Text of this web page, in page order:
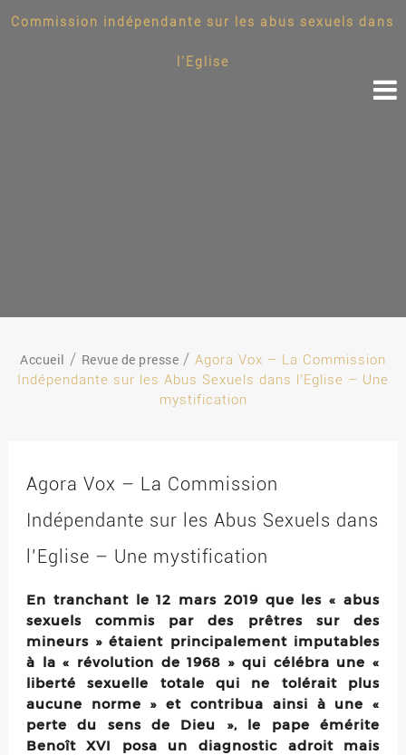
Commission indépendante sur les abus sexuels dans
l'Eglise
Accueil Revue de presse
Agora Vox – La Commission
Indépendante sur les Abus Sexuels dans l’Eglise – Une
mystification
Agora Vox – La Commission
Indépendante sur les Abus Sexuels dans
l’Eglise – Une mystification
En tranchant le 12 mars 2019 que les « abus
sexuels commis par des prêtres sur des
mineurs » étaient principalement imputables
à la « révolution de 1968 » qui célébra une «
liberté sexuelle totale qui ne tolérait plus
aucune norme » et contribua ainsi à une «
perte du sens de Dieu », le pape émérite
Benoît XVI posa un diagnostic adroit mais